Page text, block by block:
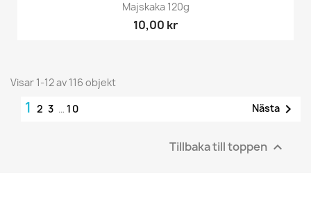
Majskaka 120g
10,00 kr
Visar 1-12 av 116 objekt
1 2 3 … 10 Nästa 
Tillbaka till toppen 